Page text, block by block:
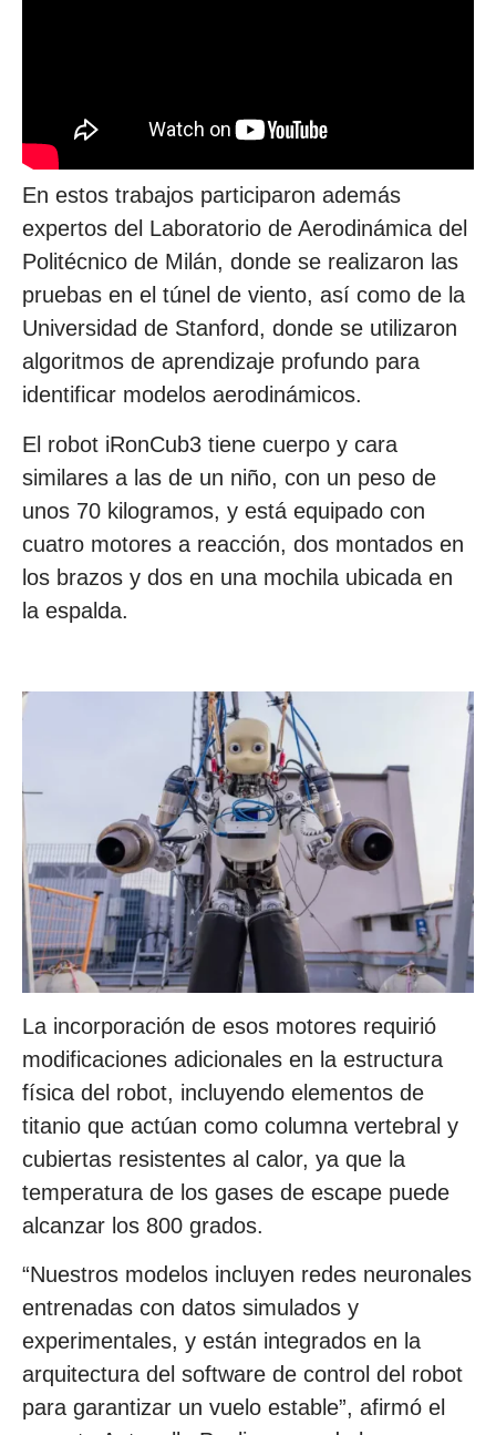
En estos trabajos participaron además
expertos del Laboratorio de Aerodinámica del
Politécnico de Milán, donde se realizaron las
pruebas en el túnel de viento, así como de la
Universidad de Stanford, donde se utilizaron
algoritmos de aprendizaje profundo para
identificar modelos aerodinámicos.
El robot iRonCub3 tiene cuerpo y cara
similares a las de un niño, con un peso de
unos 70 kilogramos, y está equipado con
cuatro motores a reacción, dos montados en
los brazos y dos en una mochila ubicada en
la espalda.
La incorporación de esos motores requirió
modificaciones adicionales en la estructura
física del robot, incluyendo elementos de
titanio que actúan como columna vertebral y
cubiertas resistentes al calor, ya que la
temperatura de los gases de escape puede
alcanzar los 800 grados.
“Nuestros modelos incluyen redes neuronales
entrenadas con datos simulados y
experimentales, y están integrados en la
arquitectura del software de control del robot
para garantizar un vuelo estable”, afirmó el